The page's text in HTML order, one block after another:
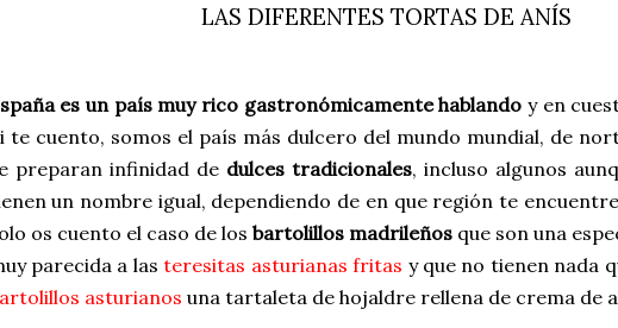
LAS DIFERENTES TORTAS DE ANÍS
es un país muy rico gastronómicamente hablando y en
te cuento, somos el país más dulcero del mundo mundial, de
preparan infinidad de dulces tradicionales, incluso algunos
un nombre igual, dependiendo de en que región te
os cuento el caso de los bartolillos madrileños que son una
parecida a lasteresitas asturianas fritas y que no tienen nada
asturianos una tartaleta de hojaldre rellena de crema de